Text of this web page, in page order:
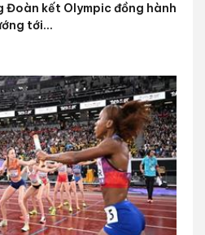
Đoàn kết Olympic đồng hành
tới...